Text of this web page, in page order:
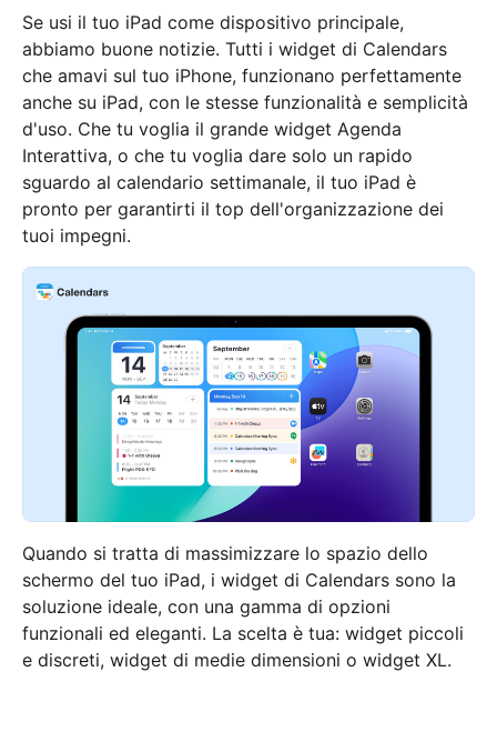
Se usi il tuo iPad come dispositivo principale,
abbiamo buone notizie. Tutti i widget di Calendars
che amavi sul tuo iPhone, funzionano perfettamente
anche su iPad, con le stesse funzionalità e semplicità
d'uso. Che tu voglia il grande widget Agenda
Interattiva, o che tu voglia dare solo un rapido
sguardo al calendario settimanale, il tuo iPad è
pronto per garantirti il top dell'organizzazione dei
tuoi impegni.
Quando si tratta di massimizzare lo spazio dello
schermo del tuo iPad, i widget di Calendars sono la
soluzione ideale, con una gamma di opzioni
funzionali ed eleganti. La scelta è tua: widget piccoli
e discreti, widget di medie dimensioni o widget XL.